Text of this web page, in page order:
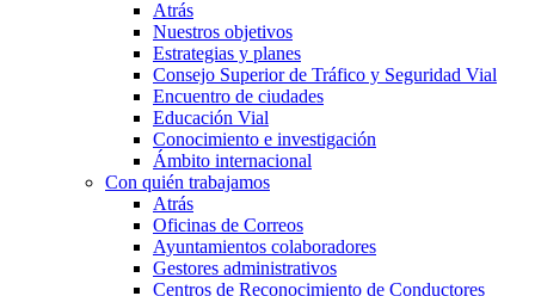
Atrás
Nuestros objetivos
Estrategias y planes
Consejo Superior de Tráfico y Seguridad Vial
Encuentro de ciudades
Educación Vial
Conocimiento e investigación
Ámbito internacional
Con quién trabajamos
Atrás
Oficinas de Correos
Ayuntamientos colaboradores
Gestores administrativos
Centros de Reconocimiento de Conductores